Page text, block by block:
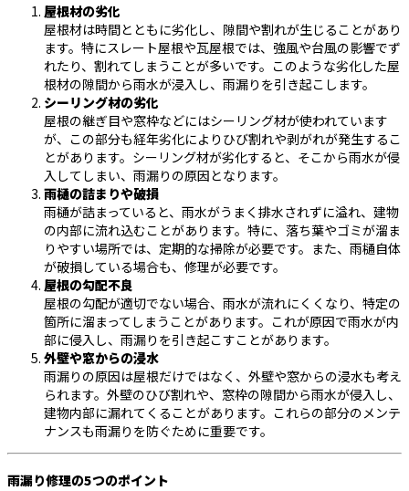
屋根材の劣化
屋根材は時間とともに劣化し、隙間や割れが生じることがあり
ます。特にスレート屋根や瓦屋根では、強風や台風の影響でず
れたり、割れてしまうことが多いです。このような劣化した屋
根材の隙間から雨水が浸入し、雨漏りを引き起こします。
シーリング材の劣化
屋根の継ぎ目や窓枠などにはシーリング材が使われています
が、この部分も経年劣化によりひび割れや剥がれが発生するこ
とがあります。シーリング材が劣化すると、そこから雨水が侵
入してしまい、雨漏りの原因となります。
雨樋の詰まりや破損
雨樋が詰まっていると、雨水がうまく排水されずに溢れ、建物
の内部に流れ込むことがあります。特に、落ち葉やゴミが溜ま
りやすい場所では、定期的な掃除が必要です。また、雨樋自体
が破損している場合も、修理が必要です。
屋根の勾配不良
屋根の勾配が適切でない場合、雨水が流れにくくなり、特定の
箇所に溜まってしまうことがあります。これが原因で雨水が内
部に侵入し、雨漏りを引き起こすことがあります。
外壁や窓からの浸水
雨漏りの原因は屋根だけではなく、外壁や窓からの浸水も考え
られます。外壁のひび割れや、窓枠の隙間から雨水が侵入し、
建物内部に漏れてくることがあります。これらの部分のメンテ
ナンスも雨漏りを防ぐために重要です。
雨漏り修理の5つのポイント